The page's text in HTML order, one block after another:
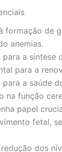
formação de
anemias.
para a síntese
para a
a saúde
na função
papel
fetal,
dos